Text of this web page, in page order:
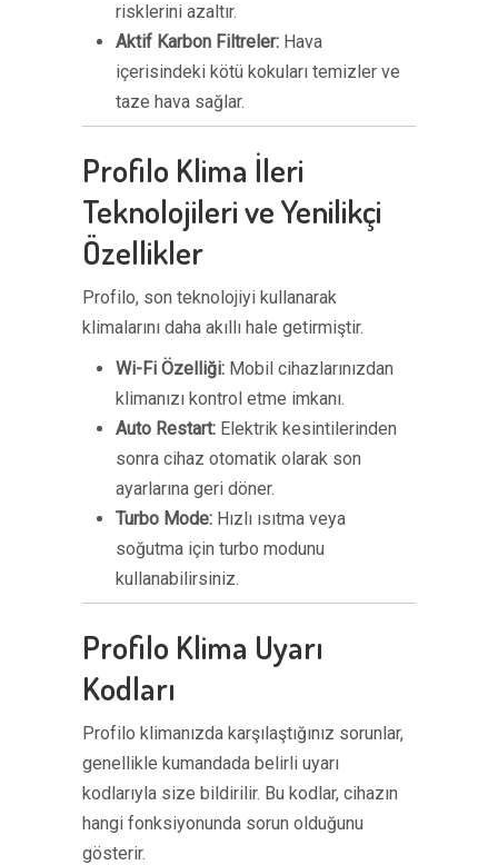
risklerini azaltır.
Aktif Karbon Filtreler: Hava
içerisindeki kötü kokuları temizler ve
taze hava sağlar.
Profilo Klima İleri
Teknolojileri ve Yenilikçi
Özellikler
Profilo, son teknolojiyi kullanarak
klimalarını daha akıllı hale getirmiştir.
Wi-Fi Özelliği: Mobil cihazlarınızdan
klimanızı kontrol etme imkanı.
Auto Restart: Elektrik kesintilerinden
sonra cihaz otomatik olarak son
ayarlarına geri döner.
Turbo Mode: Hızlı ısıtma veya
soğutma için turbo modunu
kullanabilirsiniz.
Profilo Klima Uyarı
Kodları
Profilo klimanızda karşılaştığınız sorunlar,
genellikle kumandada belirli uyarı
kodlarıyla size bildirilir. Bu kodlar, cihazın
hangi fonksiyonunda sorun olduğunu
gösterir.